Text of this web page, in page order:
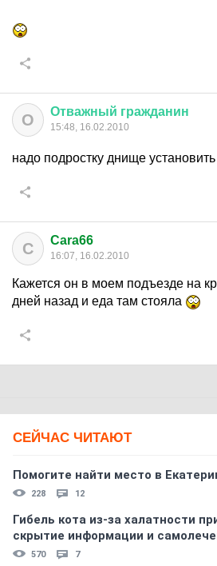
О Отважный гражданин
15:48, 16.02.2010
надо подростку днище установить
C Cara66
16:07, 16.02.2010
Кажется он в моем подъезде на
дней назад и еда там стояла
СЕЙЧАС ЧИТАЮТ
Помогите найти место в
228 12
Гибель кота из-за халатности
скрытиe информации и
570 7